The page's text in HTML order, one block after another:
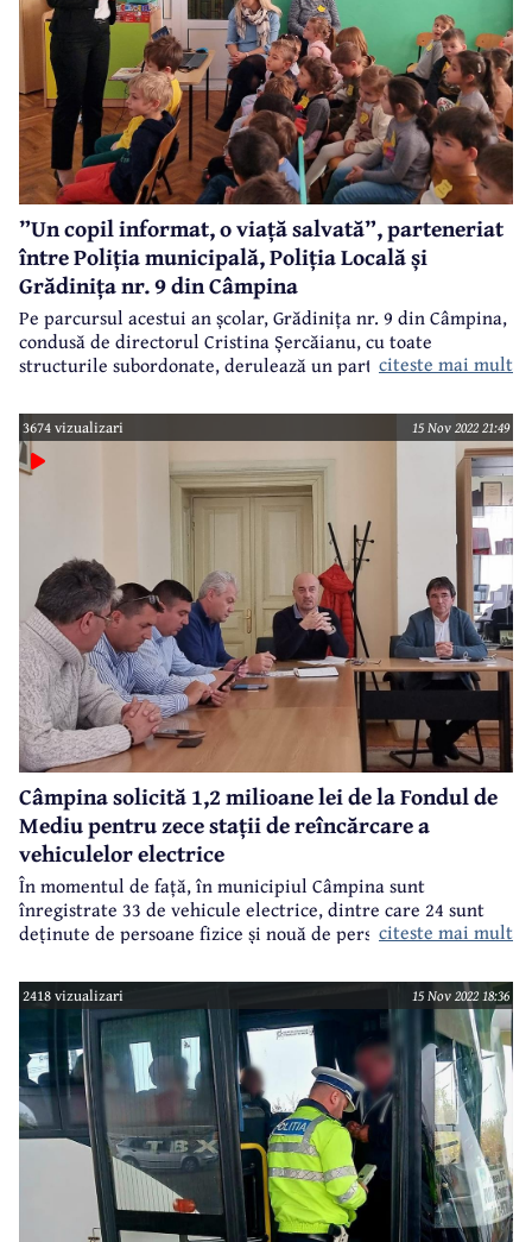
”Un copil informat, o viață salvată”, parteneriat
între Poliția municipală, Poliția Locală și
Grădinița nr. 9 din Câmpina
Pe parcursul acestui an școlar, Grădinița nr. 9 din Câmpina,
condusă de directorul Cristina Șercăianu, cu toate
structurile subordonate, derulează un parteneriat cu
acela de a-i informa pe copii, pe înțelesul lor, dar și pe
părinți, asupra principalelor reguli atât în trafic, cât și în
viața de zi cu zi.
citeste mai mult
3674 vizualizari 15 Nov 2022 21:49
Câmpina solicită 1,2 milioane lei de la Fondul de
Mediu pentru zece stații de reîncărcare a
vehiculelor electrice
În momentul de față, în municipiul Câmpina sunt
înregistrate 33 de vehicule electrice, dintre care 24 sunt
deținute de persoane fizice și nouă de persoane juridice. Cu
administrația locală a aprobat un proiect prin care se
solicită de la Fondul de Mediu 1,2 milioane lei pentru
realizarea a zece stații (în total, 20 locuri) pentru
reîncărcarea mașinilor electrice.
citeste mai mult
2418 vizualizari 15 Nov 2022 18:36